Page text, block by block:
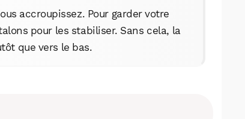
accroupissez. Pour garder votre
pour les stabiliser. Sans cela, la
que vers le bas.